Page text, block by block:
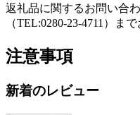
返礼品に関するお問い合
（TEL:0280-23-4711）ま
注意事項
新着のレビュー